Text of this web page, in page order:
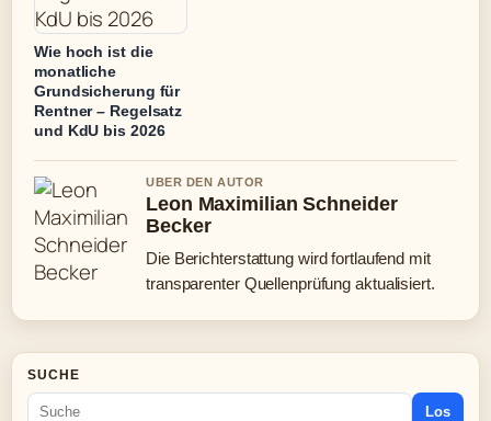
Wie hoch ist die
monatliche
Grundsicherung für
Rentner – Regelsatz
und KdU bis 2026
UBER DEN AUTOR
Leon Maximilian Schneider
Becker
Die Berichterstattung wird fortlaufend mit
transparenter Quellenprüfung aktualisiert.
SUCHE
Los